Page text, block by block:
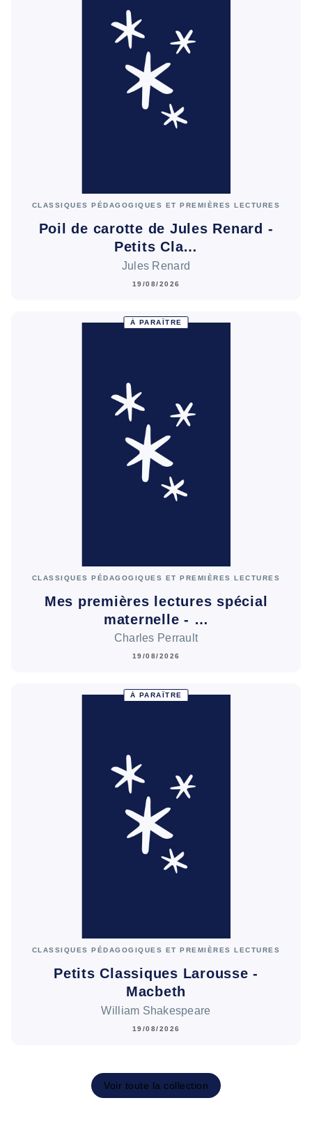
CLASSIQUES PÉDAGOGIQUES ET PREMIÈRES LECTURES
Poil de carotte de Jules Renard -
Petits Cla…
Jules Renard
19/08/2026
À PARAÎTRE
CLASSIQUES PÉDAGOGIQUES ET PREMIÈRES LECTURES
Mes premières lectures spécial
maternelle - …
Charles Perrault
19/08/2026
À PARAÎTRE
CLASSIQUES PÉDAGOGIQUES ET PREMIÈRES LECTURES
Petits Classiques Larousse -
Macbeth
William Shakespeare
19/08/2026
Voir toute la collection